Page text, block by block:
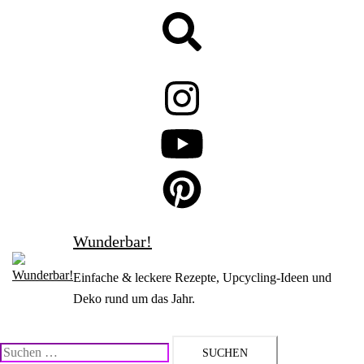
Wunderbar!
Einfache & leckere Rezepte, Upcycling-Ideen und
Deko rund um das Jahr.
Suchen